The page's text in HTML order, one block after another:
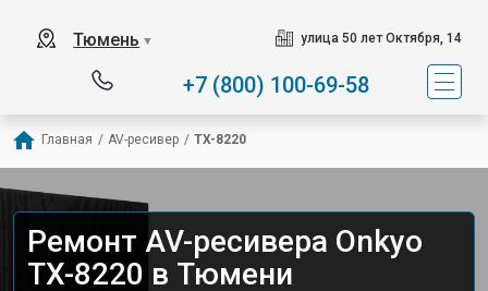
Тюмень ▼ улица 50 лет Октября, 14
+7 (800) 100-69-58
Главная / AV-ресивер / TX-8220
Ремонт AV-ресивера Onkyo
TX-8220 в Тюмени